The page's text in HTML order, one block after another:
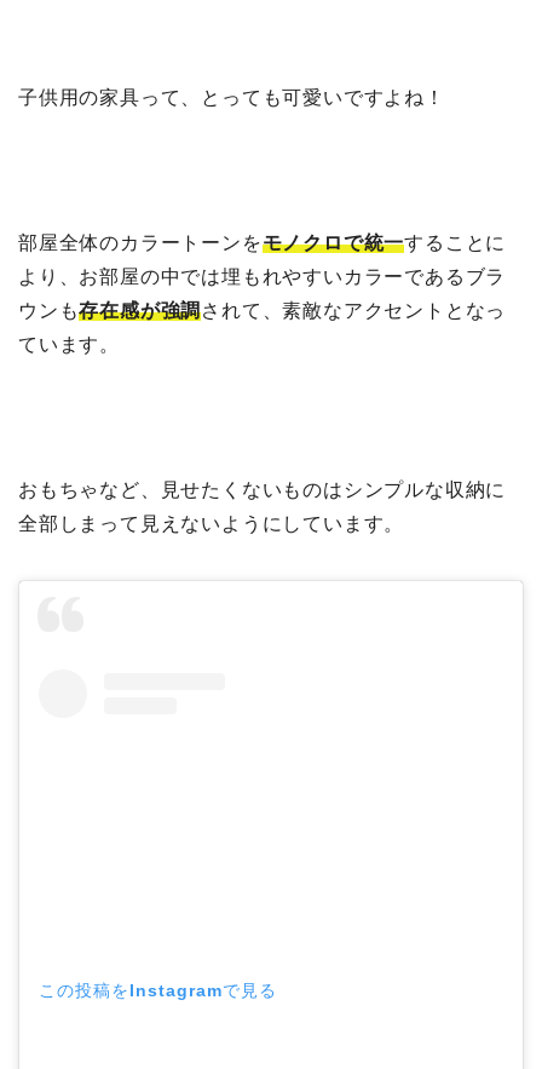
子供用の家具って、とっても可愛いですよね！
部屋全体のカラートーンをモノクロで統一することに
より、お部屋の中では埋もれやすいカラーであるブラ
ウンも存在感が強調されて、素敵なアクセントとなっ
ています。
おもちゃなど、見せたくないものはシンプルな収納に
全部しまって見えないようにしています。
この投稿をInstagramで見る